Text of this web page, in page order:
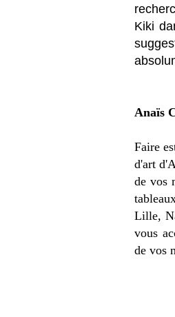
Kiki
Anaïs
Faire
d'art
de vos
Lille,
vous
de vos